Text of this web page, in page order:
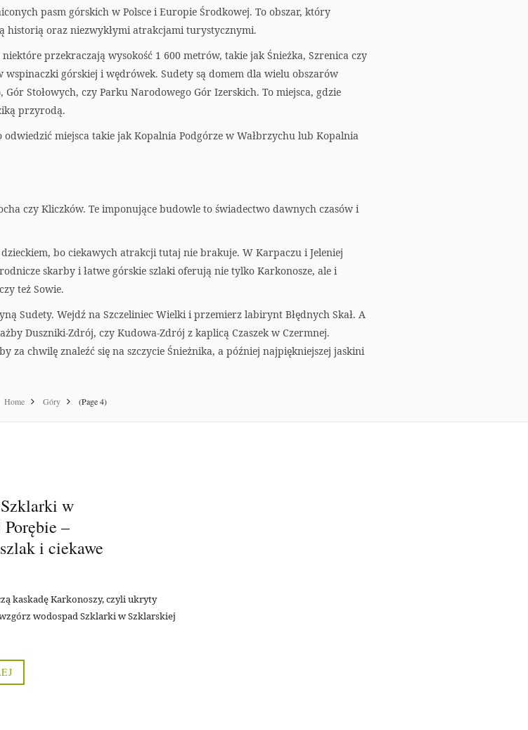
pasm górskich w Polsce i Europie Środkowej. To obszar, który
historią oraz niezwykłymi atrakcjami turystycznymi.
przekraczają wysokość 1 600 metrów, takie jak Śnieżka, Szrenica czy
wspinaczki górskiej i wędrówek. Sudety są domem dla wielu obszarów
Stołowych, czy Parku Narodowego Gór Izerskich. To miejsca, gdzie
przyrodą.
miejsca takie jak Kopalnia Podgórze w Wałbrzychu lub Kopalnia
czy Kliczków. Te imponujące budowle to świadectwo dawnych czasów i
bo ciekawych atrakcji tutaj nie brakuje. W Karpaczu i Jeleniej
skarby i łatwe górskie szlaki oferują nie tylko Karkonosze, ale i
też Sowie.
Sudety. Wejdź na Szczeliniec Wielki i przemierz labirynt Błędnych Skał. A
Duszniki-Zdrój, czy Kudowa-Zdrój z kaplicą Czaszek w Czermnej.
za chwilę znaleźć się na szczycie Śnieżnika, a później najpiękniejszej jaskini
Home Góry (Page 4)
w
–
i ciekawe
kaskadę Karkonoszy, czyli ukryty
wodospad Szklarki w Szklarskiej